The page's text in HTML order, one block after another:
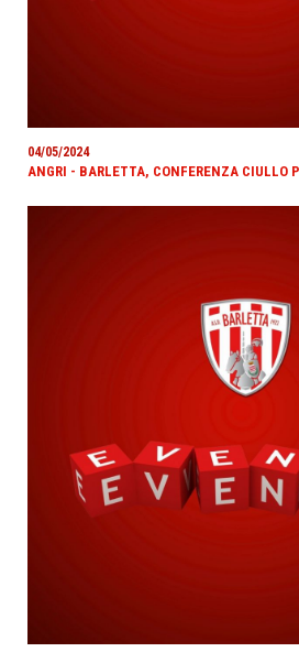
04/05/2024
ANGRI - BARLETTA, CONFERENZA CIULLO